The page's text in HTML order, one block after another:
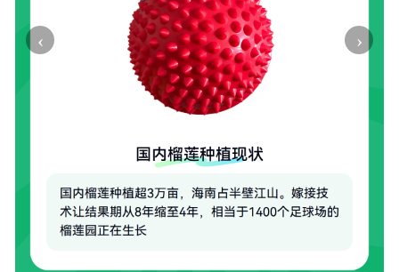
‹ ›